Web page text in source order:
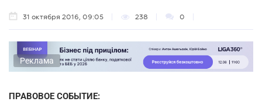
31 октября 2016, 09:05 238 0
Реклама
ПРАВОВОЕ СОБЫТИЕ: